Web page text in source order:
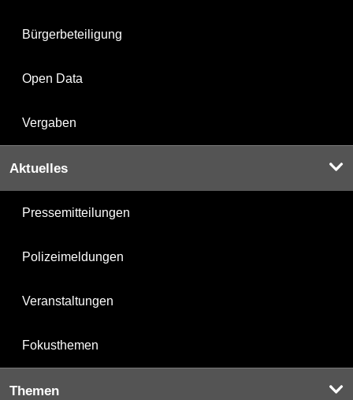
Bürgerbeteiligung
Open Data
Vergaben
Aktuelles
Pressemitteilungen
Polizeimeldungen
Veranstaltungen
Fokusthemen
Themen